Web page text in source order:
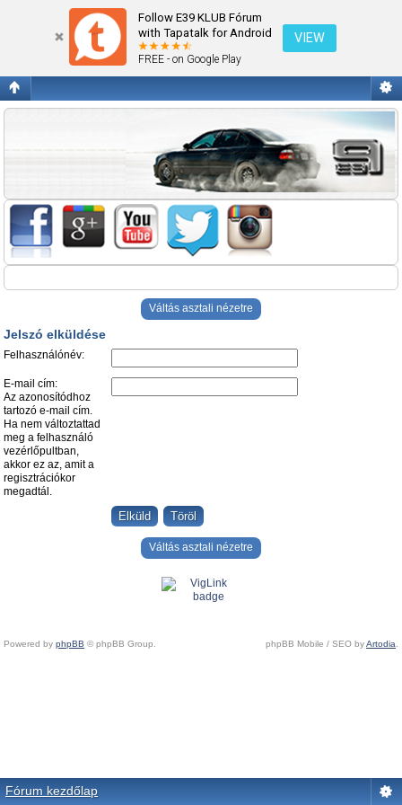
Follow E39 KLUB Fórum
with Tapatalk for Android
FREE - on Google Play
VIEW
Jelszó elküldése
Váltás asztali nézetre
Jelszó elküldése
Felhasználónév:
E-mail cím:
Az azonosítódhoz
tartozó e-mail cím.
Ha nem változtattad
meg a felhasználó
vezérlőpultban,
akkor ez az, amit a
regisztrációkor
megadtál.
Váltás asztali nézetre
Powered by phpBB © phpBB Group. phpBB Mobile / SEO byArtodia.
Fórum kezdőlap